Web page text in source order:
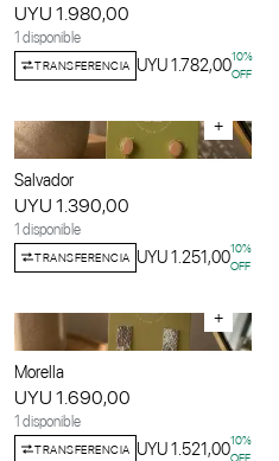
UYU 1.980,00
1 disponible
TRANSFERENCIA UYU 1.782,0010%
OFF
+
Salvador
UYU 1.390,00
1 disponible
TRANSFERENCIA UYU 1.251,0010%
OFF
+
Morella
UYU 1.690,00
1 disponible
TRANSFERENCIA UYU 1.521,0010%
OFF